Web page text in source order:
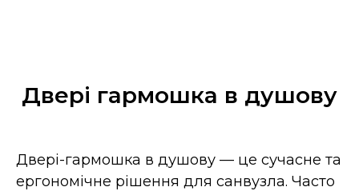
Двері гармошка в душову
Двері-гармошка в душову — це сучасне та
ергономічне рішення для санвузла. Часто